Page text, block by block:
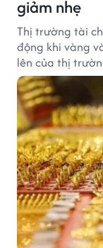
giảm nhẹ
Thị trường tài
động khi vàng
lên của thị
ngân hàng tiếp
đỉnh mới.